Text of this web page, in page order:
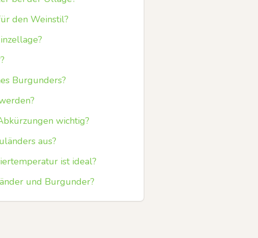
den Weinstil?
Burgunders?
wichtig?
aus?
ist ideal?
und Burgunder?